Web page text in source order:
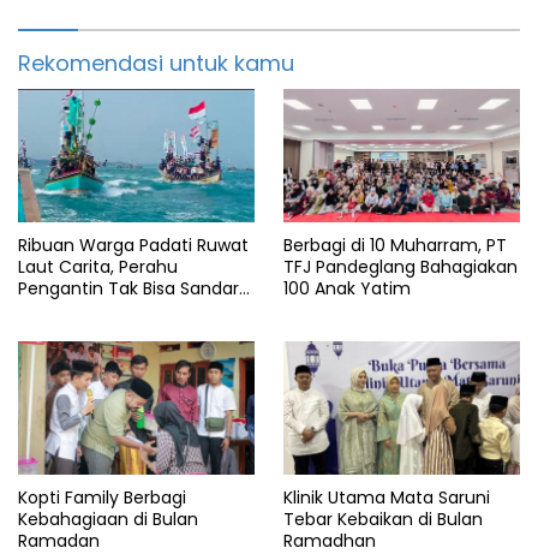
Rekomendasi untuk kamu
Ribuan Warga Padati Ruwat
Laut Carita, Perahu
Pengantin Tak Bisa Sandar
Berbagi di 10 Muharram, PT
TFJ Pandeglang Bahagiakan
100 Anak Yatim
Kopti Family Berbagi
Kebahagiaan di Bulan
Ramadan
Klinik Utama Mata Saruni
Tebar Kebaikan di Bulan
Ramadhan